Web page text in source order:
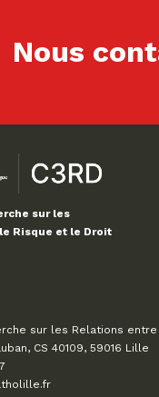
Nous
sur les
Risque et le Droit
sur les Relations
CS 40109, 59016 Lille